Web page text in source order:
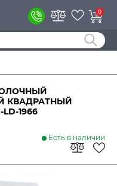
0
КВАДРАТНЫЙ
LD-1966
Есть в наличии